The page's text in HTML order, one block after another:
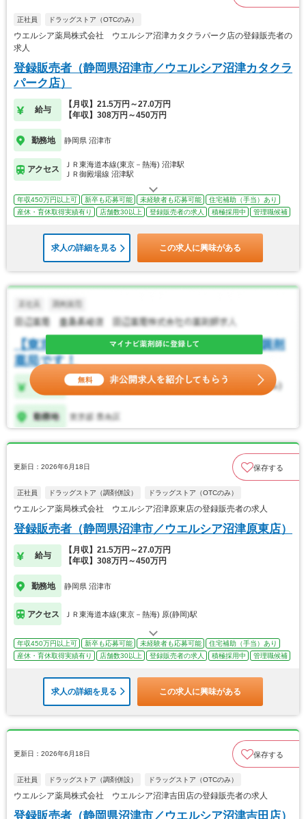
正社員 ドラッグストア（OTCのみ）
ウエルシア薬局株式会社 ウエルシア沼津カタクラパーク店の登録販売者の
求人
登録販売者（静岡県沼津市／ウエルシア沼津カタクラ
パーク店）
給与
【月収】21.5万円～27.0万円
【年収】308万円～450万円
勤務地 静岡県 沼津市
アクセス
ＪＲ東海道本線(東京－熱海) 沼津駅
ＪＲ御殿場線 沼津駅
年収450万円以上可 新卒も応募可能 未経験者も応募可能
住宅補助（手当）あり
産休・育休取得実績有り
店舗数30以上 登録販売者の求人 積極採用中 管理職候補
求人の詳細を見る この求人に興味がある
更新日：2026年6月18日 保存する
正社員 ドラッグストア（調剤併設） ドラッグストア（OTCのみ）
ウエルシア薬局株式会社 ウエルシア沼津原東店の登録販売者の求人
登録販売者（静岡県沼津市／ウエルシア沼津原東店）
給与
【月収】21.5万円～27.0万円
【年収】308万円～450万円
勤務地 静岡県 沼津市
アクセス ＪＲ東海道本線(東京－熱海) 原(静岡)駅
年収450万円以上可 新卒も応募可能 未経験者も応募可能
住宅補助（手当）あり
産休・育休取得実績有り
店舗数30以上 登録販売者の求人 積極採用中 管理職候補
求人の詳細を見る この求人に興味がある
更新日：2026年6月18日 保存する
正社員 ドラッグストア（調剤併設） ドラッグストア（OTCのみ）
ウエルシア薬局株式会社 ウエルシア沼津吉田店の登録販売者の求人
登録販売者（静岡県沼津市／ウエルシア沼津吉田店）